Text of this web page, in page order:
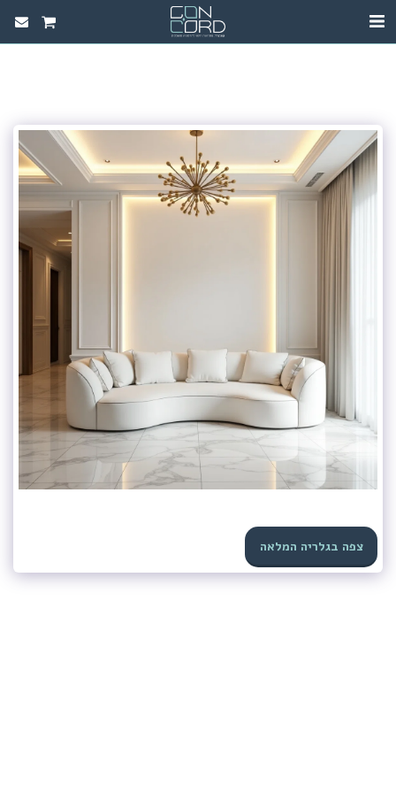
צפה בגלריה המלאה